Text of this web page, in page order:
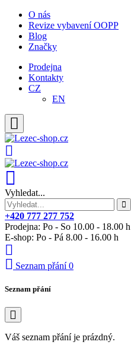
O nás
Revize vybavení OOPP
Blog
Značky
Prodejna
Kontakty
CZ
EN
Vyhledat...
+420 777 277 752
Prodejna: Po - So 10.00 - 18.00 h
E-shop: Po - Pá 8.00 - 16.00 h
Seznam přání 0
Seznam přání
Váš seznam přání je prázdný.